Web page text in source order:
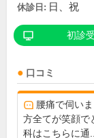
休診日: 日、祝
初診
口コミ
腰痛で伺い
方全てが笑顔で
科はこちらに通...